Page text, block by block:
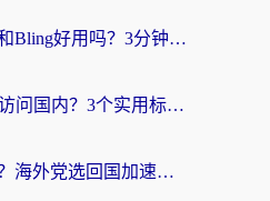
海外党必看：云极和Bling好用吗？3分钟教你选对回国加速器
从澳门用什么VPN访问国内？3个实用标准帮你避开坑，无缝刷剧听歌
穿梭和银河哪个好？海外党选回国加速器的避坑指南，附番茄加速器实测体验